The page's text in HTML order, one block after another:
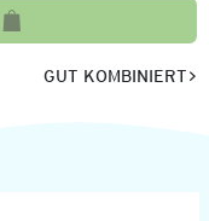
GUT KOMBINIERT